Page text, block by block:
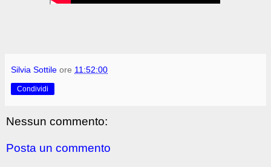
Silvia Sottile ore 11:52:00
Condividi
Nessun commento:
Posta un commento